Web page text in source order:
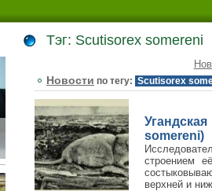
Тэг: Scutisorex somereni
Новости по тегу: Scutisorex
somereni)
строением
верхней и